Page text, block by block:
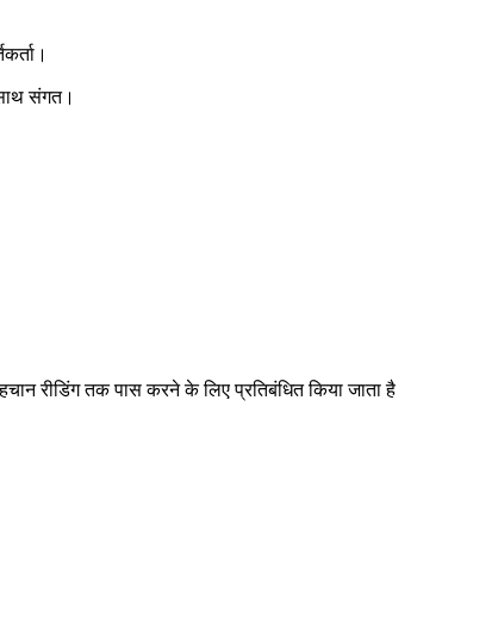
संगत।
रीडिंग तक पास करने के लिए प्रतिबंधित किया जाता है